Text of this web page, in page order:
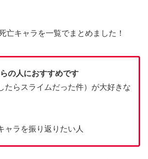
亡キャラを一覧でまとめました！
の人におすすめです
たらスライムだった件）が大好きな
ャラを振り返りたい人